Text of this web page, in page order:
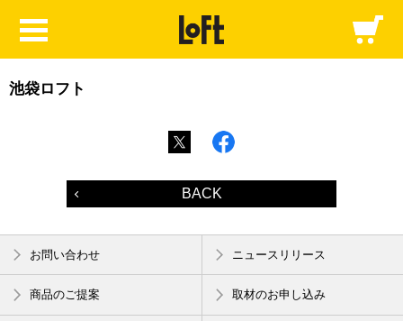
池袋ロフト
BACK
お問い合わせ ニュースリリース
商品のご提案 取材のお申し込み